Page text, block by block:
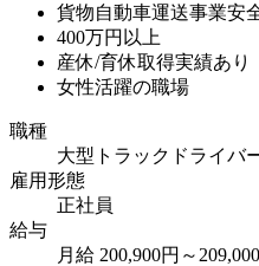
貨物自動車運送事業安
400万円以上
産休/育休取得実績あり
女性活躍の職場
職種
大型トラックドライバ
雇用形態
正社員
給与
月給 200,900円～